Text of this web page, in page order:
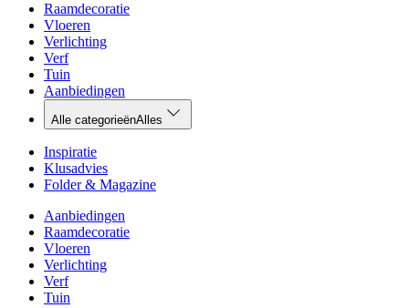
Raamdecoratie
Vloeren
Verlichting
Verf
Tuin
Aanbiedingen
Alle categorieënAlles
Inspiratie
Klusadvies
Folder & Magazine
Aanbiedingen
Raamdecoratie
Vloeren
Verlichting
Verf
Tuin